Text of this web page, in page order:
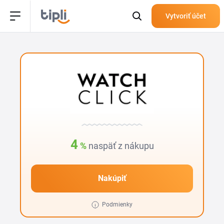
Vytvoriť účet
4 % naspäť z nákupu
Nakúpiť
Podmienky